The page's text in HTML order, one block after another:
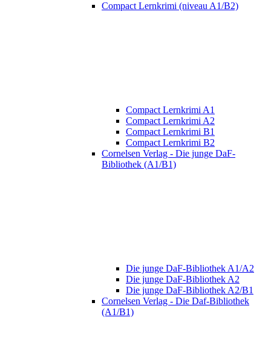
Compact Lernkrimi (niveau A1/B2)
Compact Lernkrimi A1
Compact Lernkrimi A2
Compact Lernkrimi B1
Compact Lernkrimi B2
Cornelsen Verlag - Die junge DaF-
Bibliothek (A1/B1)
Die junge DaF-Bibliothek A1/A2
Die junge DaF-Bibliothek A2
Die junge DaF-Bibliothek A2/B1
Cornelsen Verlag - Die Daf-Bibliothek
(A1/B1)